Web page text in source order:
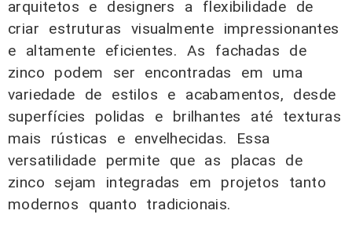
arquitetos e designers a flexibilidade de
criar estruturas visualmente impressionantes
e altamente eficientes. As fachadas de
zinco podem ser encontradas em uma
variedade de estilos e acabamentos, desde
superfícies polidas e brilhantes até texturas
mais rústicas e envelhecidas. Essa
versatilidade permite que as placas de
zinco sejam integradas em projetos tanto
modernos quanto tradicionais.